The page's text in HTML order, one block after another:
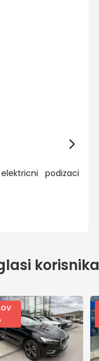
podizaci
korisnika